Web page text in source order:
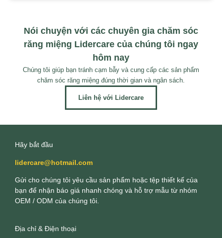
Nói chuyện với các chuyên gia chăm sóc
răng miệng Lidercare của chúng tôi ngay
hôm nay
Chúng tôi giúp bạn tránh cạm bẫy và cung cấp các sản phẩm
chăm sóc răng miệng đúng thời gian và ngân sách.
Liên hệ với Lidercare
Hãy bắt đầu
lidercare@hotmail.com
Gửi cho chúng tôi yêu cầu sản phẩm hoặc tệp thiết kế của
bạn để nhận báo giá nhanh chóng và hỗ trợ mẫu từ nhóm
OEM / ODM của chúng tôi.
Địa chỉ & Điện thoại